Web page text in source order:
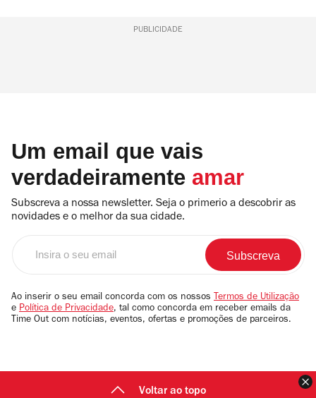
PUBLICIDADE
Um email que vais
verdadeiramente amar
Subscreva a nossa newsletter. Seja o primerio a descobrir as
novidades e o melhor da sua cidade.
email
Ao inserir o seu email concorda com os nossos Termos de Utilização
e Política de Privacidade, tal como concorda em receber emails da
Time Out com notícias, eventos, ofertas e promoções de parceiros.
Voltar ao topo